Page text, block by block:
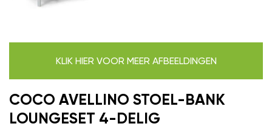
KLIK HIER VOOR MEER AFBEELDINGEN
COCO AVELLINO STOEL-BANK
LOUNGESET 4-DELIG